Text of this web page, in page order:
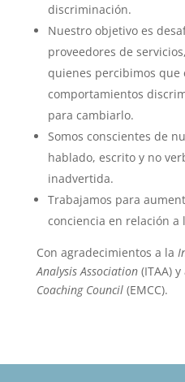
discriminación.
Nuestro objetivo es
proveedores de
quienes percibimos que
comportamientos
para cambiarlo.
Somos conscientes de
hablado, escrito y no
inadvertida.
Trabajamos para
conciencia en relación a
Con agradecimientos a la
Analysis Association(ITAA) y
Coaching Council(EMCC).